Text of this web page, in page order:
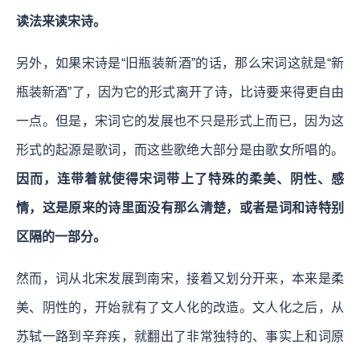
读法来读宋诗。
另外，如果宋诗是“旧瓶装新酒”的话，那么宋词这就是“新
瓶装新酒”了，因为它的形式离开了诗，比诗要来得更自由
一点。但是，宋词它的发展也不只是形式上而已，因为这
形式的起源是歌词，而这些歌绝大部分是由歌女所唱的。
因而，连带着就使得宋词带上了特殊的柔美、阴性、感
情，这是原来的诗里面没有那么清楚，或者是词和诗特别
区隔的一部分。
然而，词从北宋发展到南宋，接着又划分开来，本来是柔
美、阴性的，开始就有了文人化的改造。文人化之后，从
苏轼一路到辛弃疾，就翻出了非常独特的、事实上和词原